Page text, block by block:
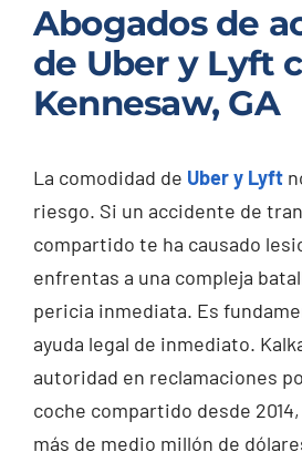
Abogados de
de Uber y Lyft
Kennesaw, GA
La comodidad de Uber y Lyft
riesgo. Si un accidente de
compartido te ha causado
enfrentas a una compleja
pericia inmediata. Es
ayuda legal de inmediato.
autoridad en reclamaciones
coche compartido desde
más de medio millón de